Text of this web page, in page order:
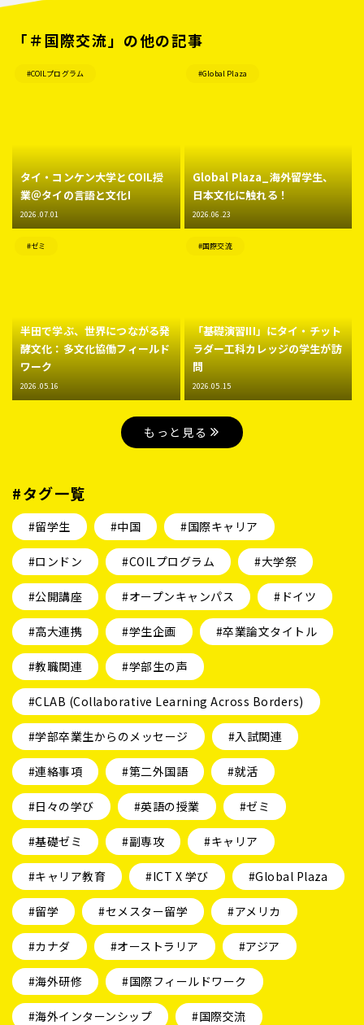
「＃国際交流」の他の記事
タイ・コンケン大学とCOIL授
業＠タイの言語と文化I
2026.07.01
#COILプログラム
Global Plaza_海外留学生、
日本文化に触れる！
2026.06.23
#Global Plaza
半田で学ぶ、世界につながる発
酵文化：多文化協働フィールド
ワーク
2026.05.16
#ゼミ
「基礎演習III」にタイ・チット
ラダー工科カレッジの学生が訪
問
2026.05.15
#国際交流
もっと見る
#タグ一覧
#留学生 #中国 #国際キャリア
#ロンドン #COILプログラム #大学祭
#公開講座 #オープンキャンパス #ドイツ
#高大連携 #学生企画 #卒業論文タイトル
#教職関連 #学部生の声
#CLAB (Collaborative Learning Across Borders)
#学部卒業生からのメッセージ #入試関連
#連絡事項 #第二外国語 #就活
#日々の学び #英語の授業 #ゼミ
#基礎ゼミ #副専攻 #キャリア
#キャリア教育 #ICT X 学び #Global Plaza
#留学 #セメスター留学 #アメリカ
#カナダ #オーストラリア #アジア
#海外研修 #国際フィールドワーク
#海外インターンシップ #国際交流